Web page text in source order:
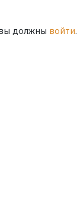
должны войти.